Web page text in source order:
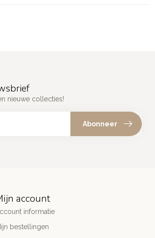
nieuwe collecties!
Abonneer
account
informatie
bestellingen